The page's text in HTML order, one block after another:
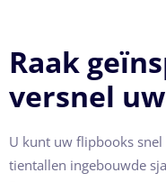
Raak
versnel
U kunt uw flipbooks
tientallen ingebouwde